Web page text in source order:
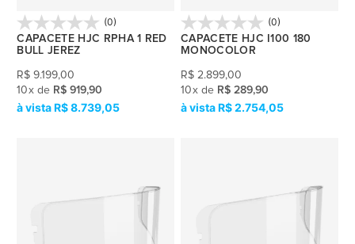
(0)
CAPACETE HJC RPHA 1 RED
BULL JEREZ
R$ 9.199,00
10x de R$ 919,90
R$ 8.739,05
(0)
CAPACETE HJC I100 180
MONOCOLOR
R$ 2.899,00
10x de R$ 289,90
R$ 2.754,05